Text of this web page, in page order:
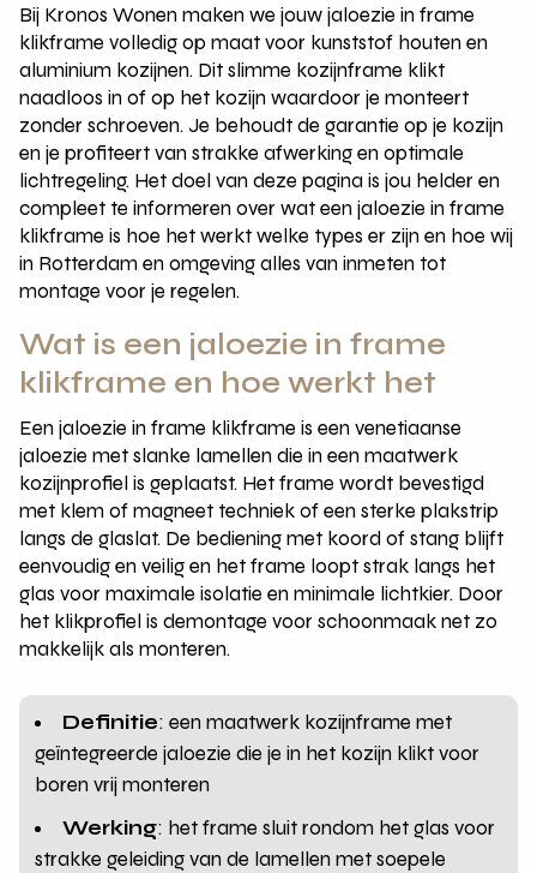
Bij Kronos Wonen maken we jouw jaloezie in frame
klikframe volledig op maat voor kunststof houten en
aluminium kozijnen. Dit slimme kozijnframe klikt
naadloos in of op het kozijn waardoor je monteert
zonder schroeven. Je behoudt de garantie op je kozijn
en je profiteert van strakke afwerking en optimale
lichtregeling. Het doel van deze pagina is jou helder en
compleet te informeren over wat een jaloezie in frame
klikframe is hoe het werkt welke types er zijn en hoe wij
in Rotterdam en omgeving alles van inmeten tot
montage voor je regelen.
Wat is een jaloezie in frame
klikframe en hoe werkt het
Een jaloezie in frame klikframe is een venetiaanse
jaloezie met slanke lamellen die in een maatwerk
kozijnprofiel is geplaatst. Het frame wordt bevestigd
met klem of magneet techniek of een sterke plakstrip
langs de glaslat. De bediening met koord of stang blijft
eenvoudig en veilig en het frame loopt strak langs het
glas voor maximale isolatie en minimale lichtkier. Door
het klikprofiel is demontage voor schoonmaak net zo
makkelijk als monteren.
Definitie: een maatwerk kozijnframe met
geïntegreerde jaloezie die je in het kozijn klikt voor
boren vrij monteren
Werking: het frame sluit rondom het glas voor
strakke geleiding van de lamellen met soepele